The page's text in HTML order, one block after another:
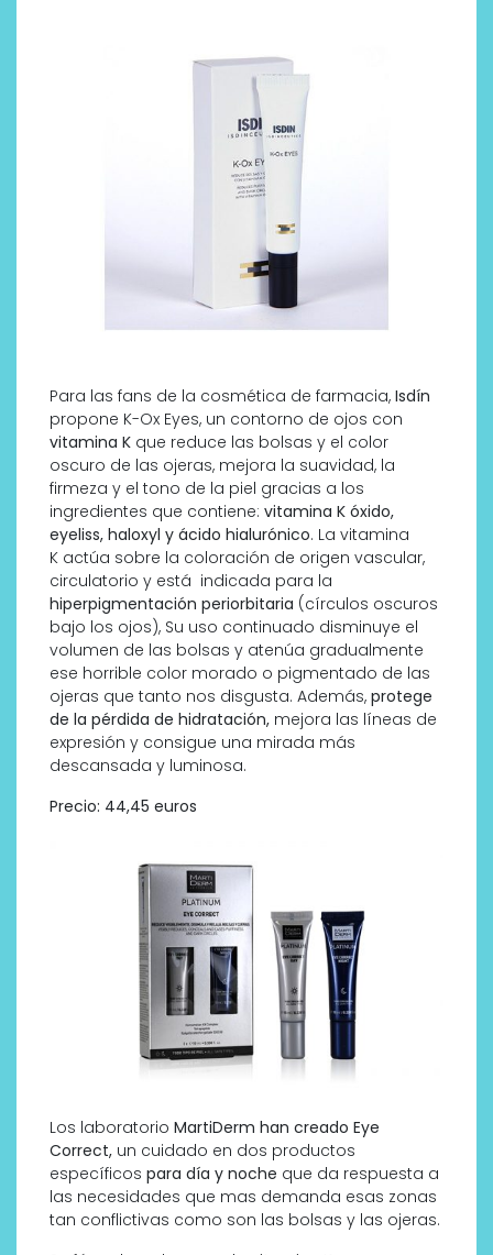
Para las fans de la cosmética de farmacia, Isdín
propone K-Ox Eyes, un contorno de ojos con
vitamina K que reduce las bolsas y el color
oscuro de las ojeras, mejora la suavidad, la
firmeza y el tono de la piel gracias a los
ingredientes que contiene: vitamina K óxido,
eyeliss, haloxyl y ácido hialurónico. La vitamina
K actúa sobre la coloración de origen vascular,
circulatorio y está indicada para la
hiperpigmentación periorbitaria (círculos oscuros
bajo los ojos), Su uso continuado disminuye el
volumen de las bolsas y atenúa gradualmente
ese horrible color morado o pigmentado de las
ojeras que tanto nos disgusta. Además, protege
de la pérdida de hidratación, mejora las líneas de
expresión y consigue una mirada más
descansada y luminosa.
Precio: 44,45 euros
Los laboratorio MartiDerm han creado Eye
Correct, un cuidado en dos productos
específicos para día y noche que da respuesta a
las necesidades que mas demanda esas zonas
tan conflictivas como son las bolsas y las ojeras.